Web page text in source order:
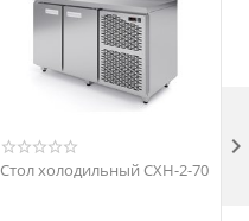
Стол холодильный СХН-2-70
